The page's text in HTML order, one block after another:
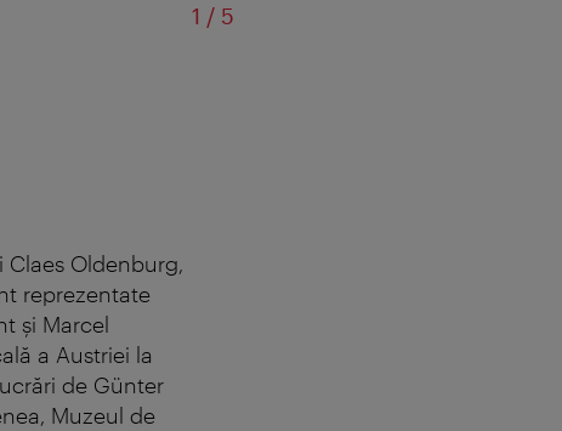
1 /din
5
Oldenburg,
reprezentate
şi Marcel
a Austriei la
de Günter
Muzeul de